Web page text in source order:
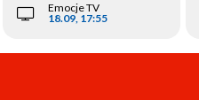
Emocje TV
18.09, 17:55